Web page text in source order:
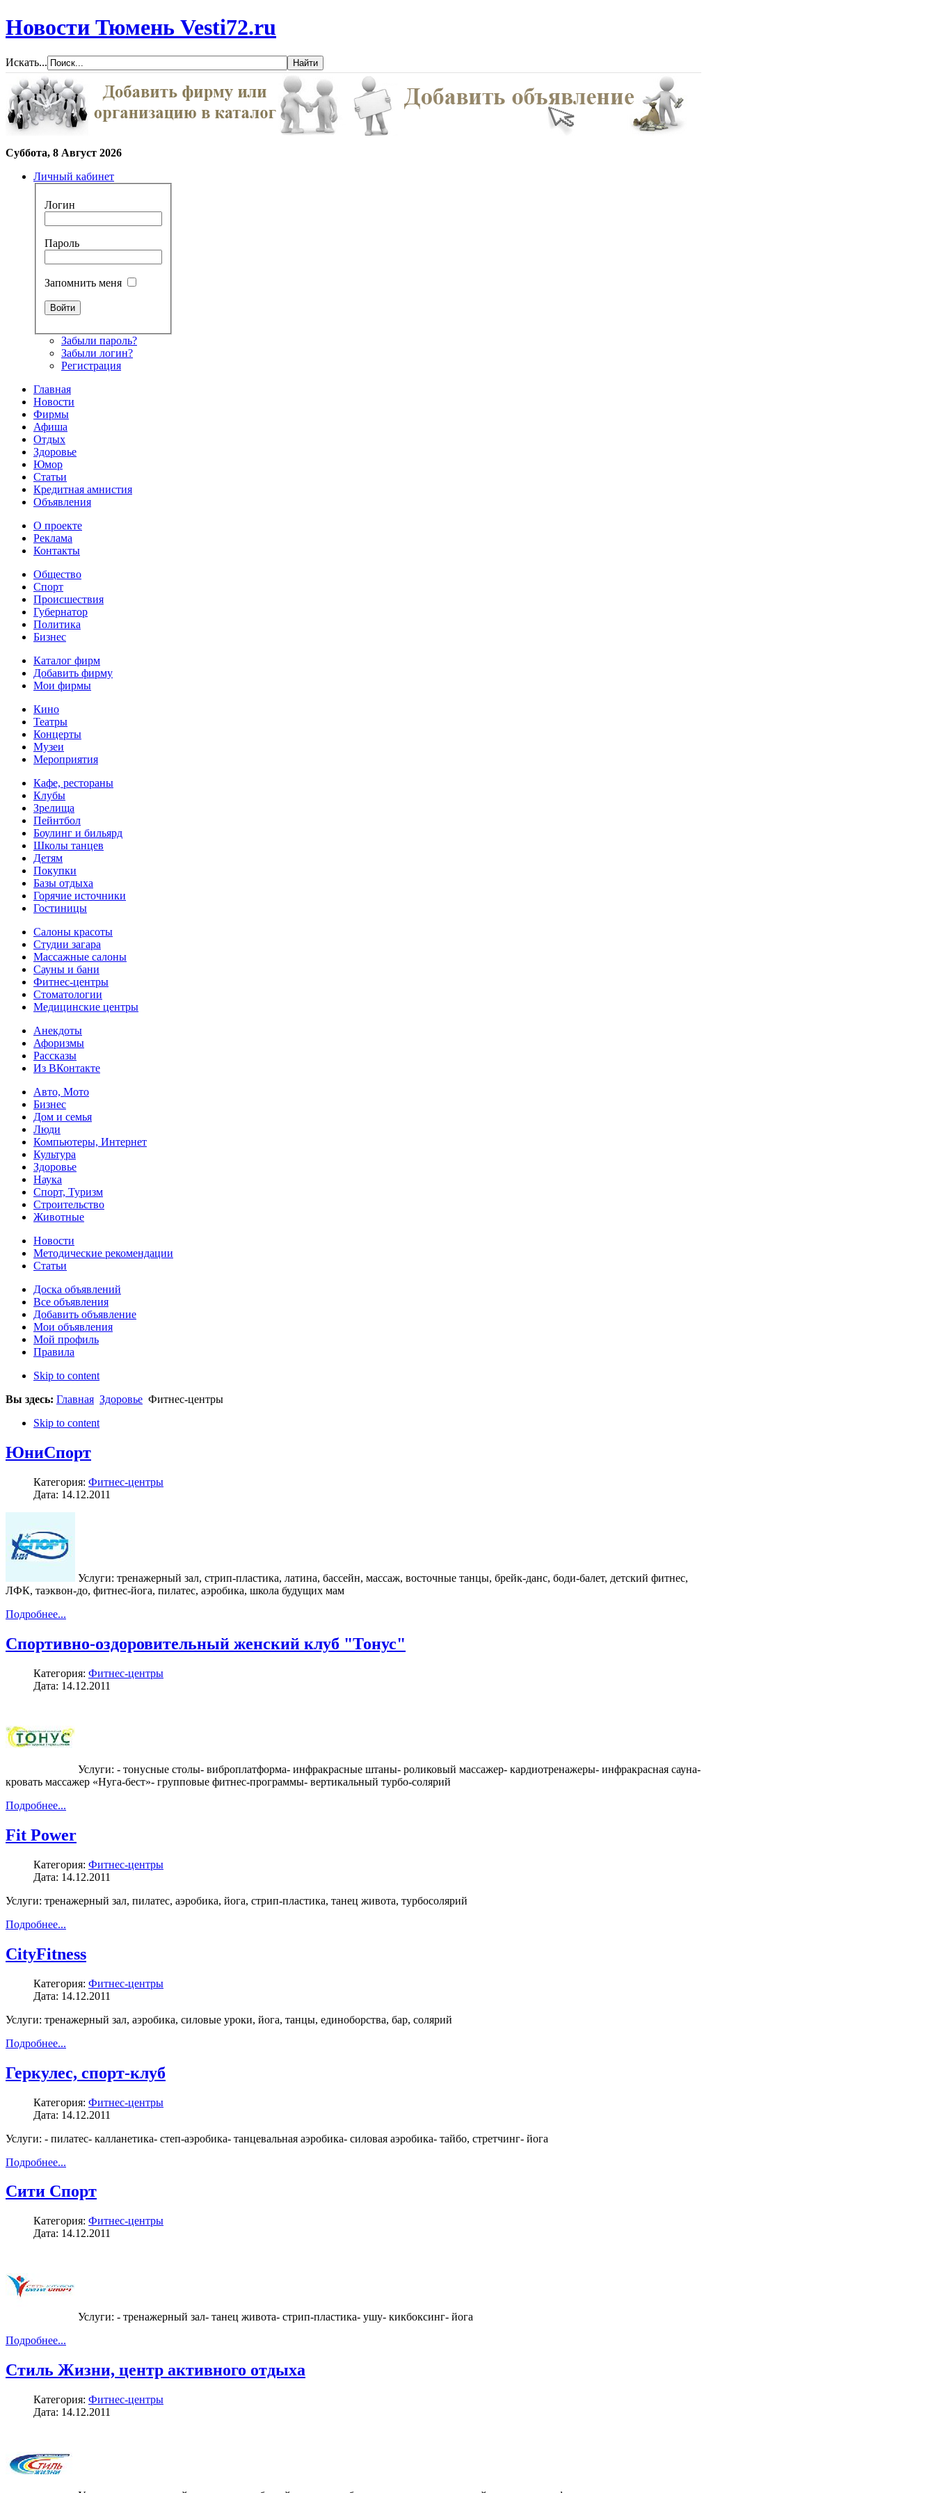
Новости Тюмень Vesti72.ru
Искать...
Суббота, 8 Август 2026
Личный кабинет
Логин
Пароль
Запомнить меня
Забыли пароль?
Забыли логин?
Регистрация
Главная
Новости
Фирмы
Афиша
Отдых
Здоровье
Юмор
Статьи
Кредитная амнистия
Объявления
О проекте
Реклама
Контакты
Общество
Спорт
Происшествия
Губернатор
Политика
Бизнес
Каталог фирм
Добавить фирму
Мои фирмы
Кино
Театры
Концерты
Музеи
Мероприятия
Кафе, рестораны
Клубы
Зрелища
Пейнтбол
Боулинг и бильярд
Школы танцев
Детям
Покупки
Базы отдыха
Горячие источники
Гостиницы
Салоны красоты
Студии загара
Массажные салоны
Сауны и бани
Фитнес-центры
Стоматологии
Медицинские центры
Анекдоты
Афоризмы
Рассказы
Из ВКонтакте
Авто, Мото
Бизнес
Дом и семья
Люди
Компьютеры, Интернет
Культура
Здоровье
Наука
Спорт, Туризм
Строительство
Животные
Новости
Методические рекомендации
Статьи
Доска объявлений
Все объявления
Добавить объявление
Мои объявления
Мой профиль
Правила
Skip to content
Вы здесь: Главная Здоровье Фитнес-центры
Skip to content
ЮниСпорт
Категория: Фитнес-центры
Дата: 14.12.2011
Услуги: тренажерный зал, стрип-пластика, латина, бассейн, массаж, восточные танцы, брейк-данс, боди-балет, детский фитнес,
ЛФК, таэквон-до, фитнес-йога, пилатес, аэробика, школа будущих мам
Подробнее...
Спортивно-оздоровительный женский клуб "Тонус"
Категория: Фитнес-центры
Дата: 14.12.2011
Услуги: - тонусные столы- виброплатформа- инфракрасные штаны- роликовый массажер- кардиотренажеры- инфракрасная сауна-
кровать массажер «Нуга-бест»- групповые фитнес-программы- вертикальный турбо-солярий
Подробнее...
Fit Power
Категория: Фитнес-центры
Дата: 14.12.2011
Услуги: тренажерный зал, пилатес, аэробика, йога, стрип-пластика, танец живота, турбосолярий
Подробнее...
CityFitness
Категория: Фитнес-центры
Дата: 14.12.2011
Услуги: тренажерный зал, аэробика, силовые уроки, йога, танцы, единоборства, бар, солярий
Подробнее...
Геркулес, спорт-клуб
Категория: Фитнес-центры
Дата: 14.12.2011
Услуги: - пилатес- калланетика- степ-аэробика- танцевальная аэробика- силовая аэробика- тайбо, стретчинг- йога
Подробнее...
Сити Спорт
Категория: Фитнес-центры
Дата: 14.12.2011
Услуги: - тренажерный зал- танец живота- стрип-пластика- ушу- кикбоксинг- йога
Подробнее...
Стиль Жизни, центр активного отдыха
Категория: Фитнес-центры
Дата: 14.12.2011